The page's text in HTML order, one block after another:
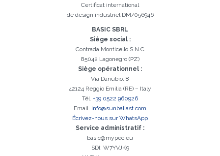
Le champ Prénom est obligatoire
Le champ Nom est obligatoire
Le champ Agence est obligatoire
Le champ Ville est obligatoire
Le champ Téléphone est obligatoire
Le champ E-mail est obligatoire
E-mail saisi invalide
Il est essentiel d'accepter la politique de confidentialité
l'activation
Désolé, vous avez rencontré l'erreur suivante:
Certificat international
de design industriel DM/056946
BASIC SBRL
Siège social :
Contrada Monticello S.N.C
85042 Lagonegro (PZ)
Siège opérationnel :
Via Danubio, 8
42124 Reggio Emilia (RE) – Italy
Tél. +39 0522 960926
Email. info@sunballast.com
Écrivez-nous sur WhatsApp
Service administratif :
basic@mypec.eu
SDI: W7YVJK9